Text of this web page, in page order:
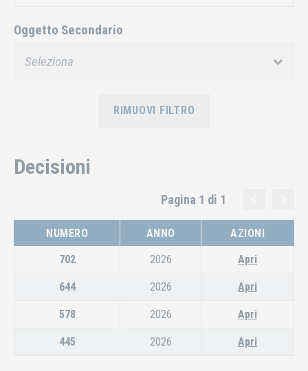
Oggetto Secondario
RIMUOVI FILTRO
Decisioni
Pagina 1 di 1
NUMERO ANNO
AZIONI
702
2026 Apri
644 2026 Apri
578 2026 Apri
445 2026 Apri